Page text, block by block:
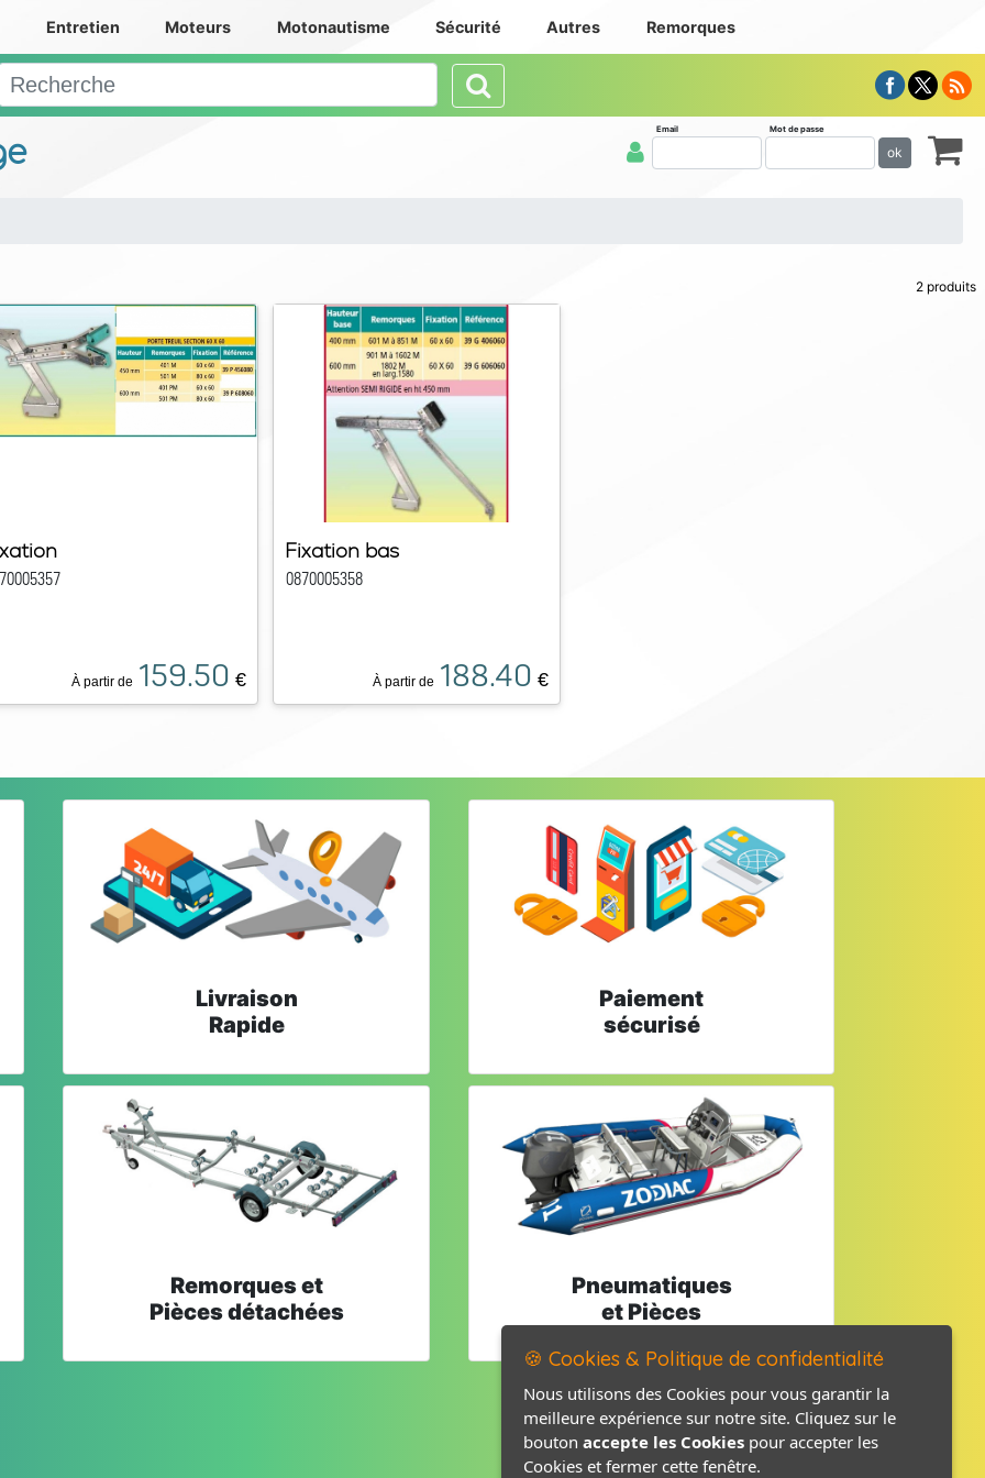
Entretien Moteurs Motonautisme Sécurité Autres Remorques
Email Mot de passe
ok
2 produits
À partir de 159.50 €
Fixation bas
0870005358
À partir de 188.40 €
Livraison
Rapide
Paiement
sécurisé
Remorques et
Pièces détachées
Pneumatiques
et Pièces
Mentions légales
Politique de confidentialité
🍪 Cookies & Politique de confidentialité
Nous utilisons des Cookies pour vous garantir la
meilleure expérience sur notre site. Cliquez sur le
bouton accepte les Cookies pour accepter les
Cookies et fermer cette fenêtre.